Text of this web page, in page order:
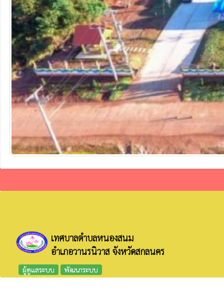
เทศบาลตำบลหนองสนม
อำเภอวานรนิวาส จังหวัดสกลนคร
ผู้ดูแลระบบ พัฒนาระบบ